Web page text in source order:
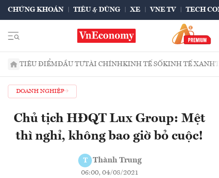
CHỨNG KHOÁN TIÊU & DÙNG XE VNE TV TECH
TIÊU ĐIỂMĐẦU TƯTÀI CHÍNHKINH TẾ SỐKINH TẾ XANH
DOANH NGHIỆP
Chủ tịch HĐQT Lux Group: Mệt
thì nghỉ, không bao giờ bỏ cuộc!
T Thành Trung
06:00, 04/08/2021